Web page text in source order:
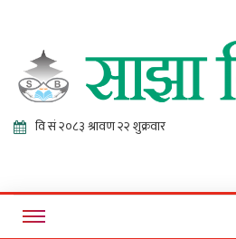
Sajha
Online News Portal